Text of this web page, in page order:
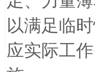
以满足临
应实际工